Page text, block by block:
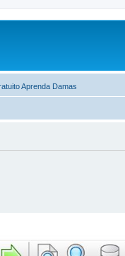
Aprenda Damas